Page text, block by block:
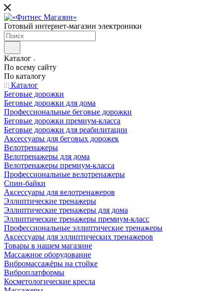
Готовый интернет-магазин электроники
Каталог
По всему сайту
По каталогу
Каталог
Беговые дорожки
Беговые дорожки для дома
Профессиональные беговые дорожки
Беговые дорожки премиум-класса
Беговые дорожки для реабилитации
Аксессуары для беговых дорожек
Велотренажеры
Велотренажеры для дома
Велотренажеры премиум-класса
Профессиональные велотренажеры
Спин-байки
Аксессуары для велотренажеров
Эллиптические тренажеры
Эллиптические тренажеры для дома
Эллиптические тренажеры премиум-класс
Профессиональные эллиптические тренажеры
Аксессуары для эллиптических тренажеров
Товары в нашем магазине
Массажное оборудование
Вибромассажёры на стойке
Виброплатформы
Косметологические кресла